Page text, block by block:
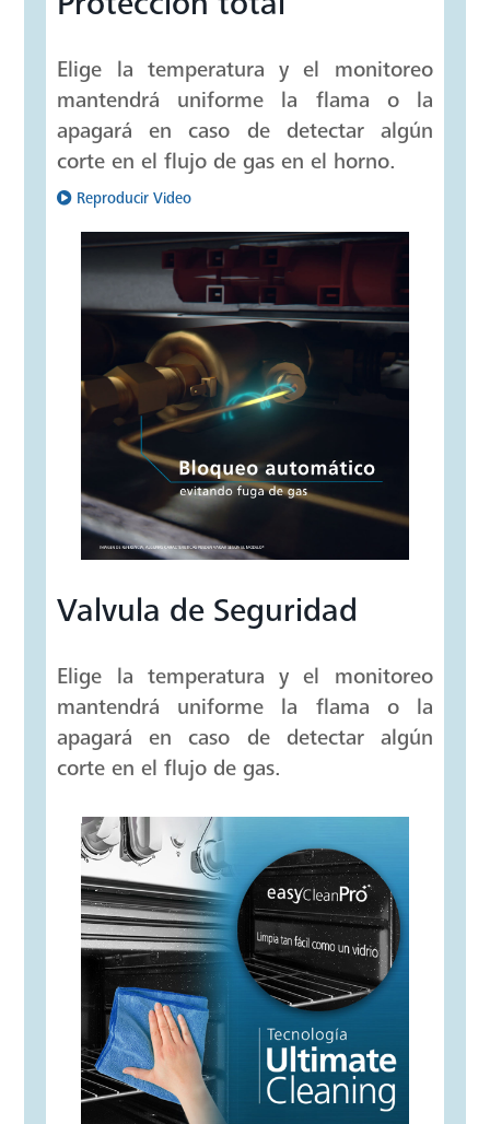
Protección total
Elige la temperatura y el monitoreo
mantendrá uniforme la flama o la
apagará en caso de detectar algún
corte en el flujo de gas en el horno.
Reproducir Video
Valvula de Seguridad
Elige la temperatura y el monitoreo
mantendrá uniforme la flama o la
apagará en caso de detectar algún
corte en el flujo de gas.